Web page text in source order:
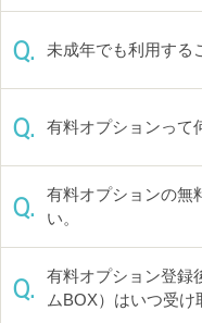
Q. 未成年でも利用する
Q. 有料オプションって
Q.
有料オプションの無
い。
Q.
有料オプション登録
ムBOX）はいつ受け